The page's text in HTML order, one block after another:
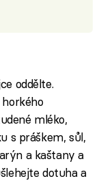
oddělte.
mléko,
s práškem, sůl,
a kaštany a
dotuha a